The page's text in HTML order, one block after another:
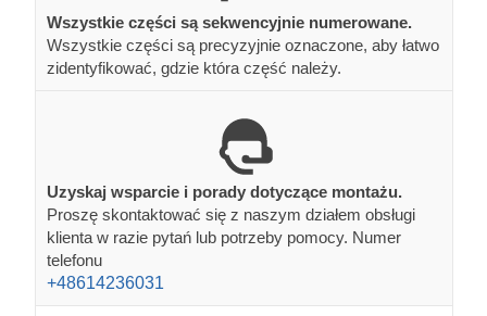
Wszystkie części są sekwencyjnie numerowane.
Wszystkie części są precyzyjnie oznaczone, aby łatwo
zidentyfikować, gdzie która część należy.
Uzyskaj wsparcie i porady dotyczące montażu.
Proszę skontaktować się z naszym działem obsługi
klienta w razie pytań lub potrzeby pomocy. Numer
telefonu
+48614236031